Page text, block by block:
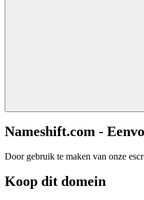
Nameshift.com -
Door gebruik te maken van onze
Koop dit domein